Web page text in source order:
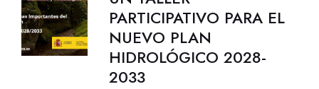
PARTICIPATIVO PARA EL
NUEVO PLAN
HIDROLÓGICO 2028-
2033